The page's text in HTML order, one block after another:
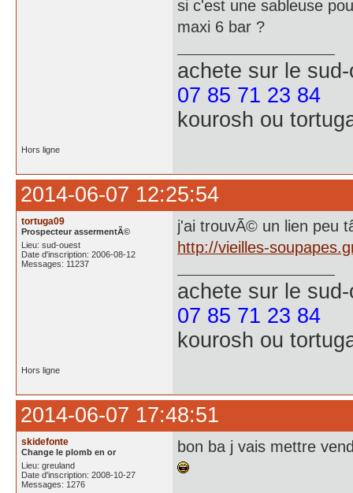
si c'est une sableuse
maxi 6 bar ?
achete sur le
07 85 71 23 84
kourosh ou
Hors ligne
2014-06-07 12:25:54
tortuga09
Prospecteur assermentÃ©
Lieu: sud-ouest
Date d'inscription: 2006-08-12
Messages: 11237
j'ai trouvÃ© un lien peu
http://vieilles-
achete sur le
07 85 71 23 84
kourosh ou
Hors ligne
2014-06-07 17:48:51
skidefonte
Change le plomb en or
Lieu: greuland
Date d'inscription: 2008-10-27
Messages: 1276
bon ba j vais mettre